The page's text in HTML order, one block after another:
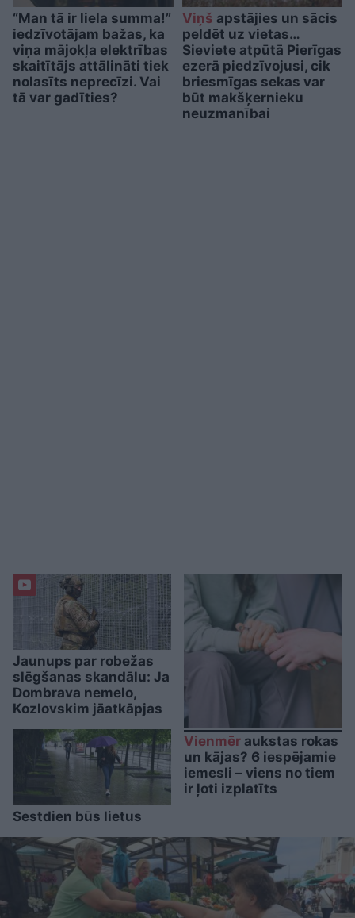
“Man tā ir liela summa!”
iedzīvotājam bažas, ka
viņa mājokļa elektrības
skaitītājs attālināti tiek
nolasīts neprecīzi. Vai
tā var gadīties?
Viņš apstājies un sācis
peldēt uz vietas…
Sieviete atpūtā Pierīgas
ezerā piedzīvojusi, cik
briesmīgas sekas var
būt makšķernieku
neuzmanībai
Jaunups par robežas
slēgšanas skandālu: Ja
Dombrava nemelo,
Kozlovskim jāatkāpjas
Sestdien būs lietus
Vienmēr aukstas rokas
un kājas? 6 iespējamie
iemesli – viens no tiem
ir ļoti izplatīts